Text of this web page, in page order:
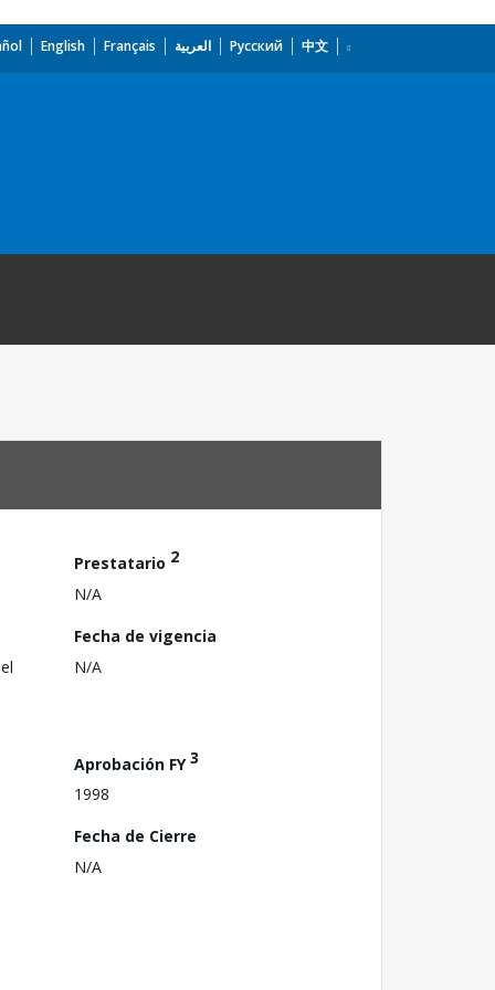
English Français العربية Русский 中文
Prestatario 2
N/A
Fecha de vigencia
N/A
Aprobación FY3
1998
Fecha de Cierre
N/A